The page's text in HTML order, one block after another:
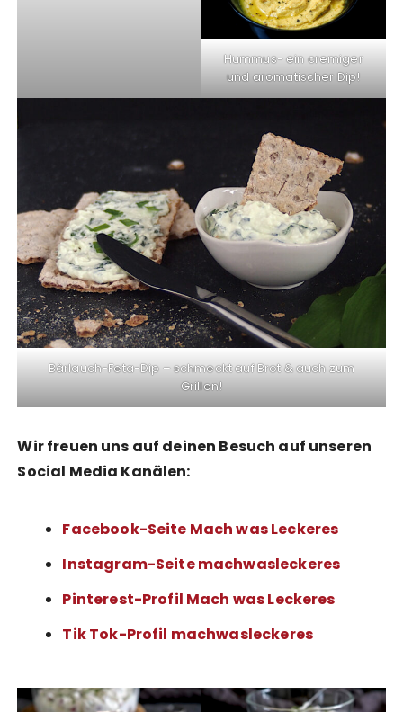
Hummus- ein cremiger
und aromatischer Dip!
Bärlauch-Feta-Dip – schmeckt auf Brot & auch zum
Grillen!
Wir freuen uns auf deinen Besuch auf unseren
Social Media Kanälen:
Facebook-Seite Mach was Leckeres
Instagram-Seite machwasleckeres
Pinterest-Profil Mach was Leckeres
Tik Tok-Profil machwasleckeres